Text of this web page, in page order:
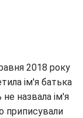
2018 року
ім'я батька
назвала ім'я
приписували